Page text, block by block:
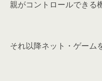
親がコントロールできる
それ以降ネット・ゲーム